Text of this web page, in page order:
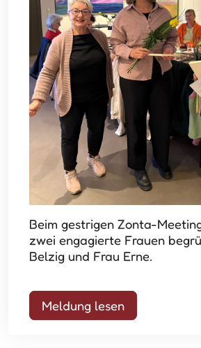
Beim gestrigen Zonta-
zwei engagierte Frauen
Belzig und Frau Erne.
Meldung lesen